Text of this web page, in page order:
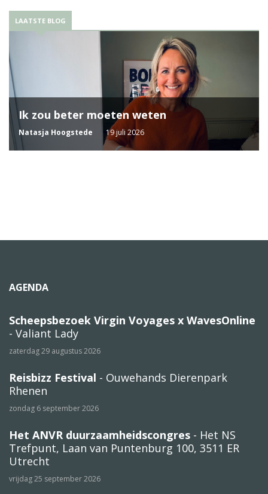
LAATSTE BLOG
Ik zou beter moeten weten
Natasja Hoogstede 19 juli 2026
AGENDA
Scheepsbezoek Virgin Voyages x WavesOnline
- Valiant Lady
zaterdag 29 augustus 2026
Reisbizz Festival - Ouwehands Dierenpark
Rhenen
zondag 6 september 2026
Het ANVR duurzaamheidscongres - Het NS
Trefpunt, Laan van Puntenburg 100, 3511 ER
Utrecht
vrijdag 25 september 2026